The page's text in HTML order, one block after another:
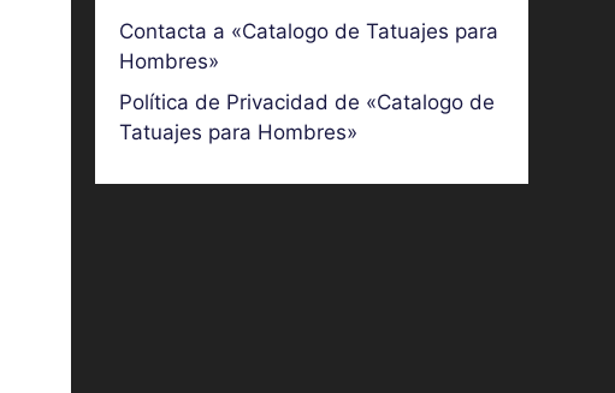
Contacta a «Catalogo de Tatuajes para
Hombres»
Política de Privacidad de «Catalogo de
Tatuajes para Hombres»